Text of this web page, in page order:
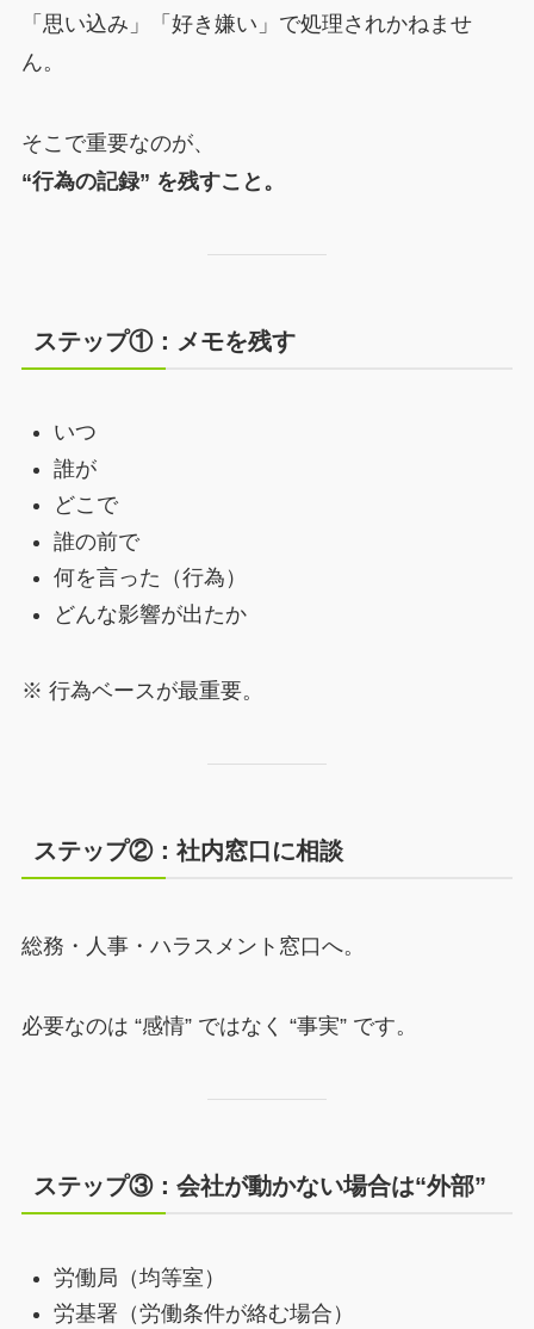
「思い込み」「好き嫌い」で処理されかねませ
ん。
そこで重要なのが、
“行為の記録” を残すこと。
ステップ①：メモを残す
いつ
誰が
どこで
誰の前で
何を言った（行為）
どんな影響が出たか
※ 行為ベースが最重要。
ステップ②：社内窓口に相談
総務・人事・ハラスメント窓口へ。
必要なのは “感情” ではなく “事実” です。
ステップ③：会社が動かない場合は“外部”
労働局（均等室）
労基署（労働条件が絡む場合）